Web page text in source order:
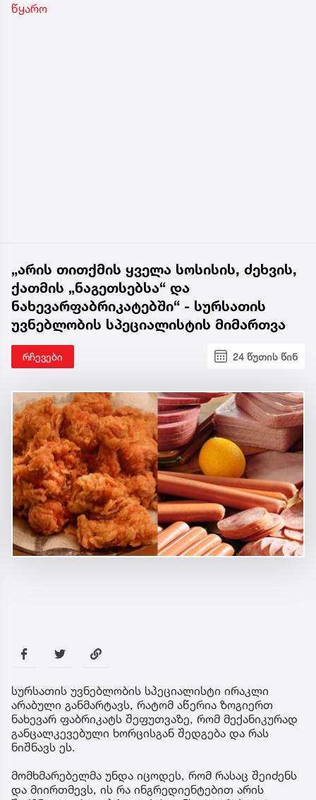
წყარო
„არის თითქმის ყველა სოსისის, ძეხვის,
ქათმის „ნაგეთსებსა“ და
ნახევარფაბრიკატებში“ - სურსათის
უვნებლობის სპეციალისტის მიმართვა
რჩევები 24 წუთის წინ
სურსათის უვნებლობის სპეციალისტი ირაკლი
არაბული განმარტავს, რატომ აწერია ზოგიერთ
ნახევარ ფაბრიკატს შეფუთვაზე, რომ მექანიკურად
განცალკევებული ხორცისგან შედგება და რას
ნიშნავს ეს.
მომხმარებელმა უნდა იცოდეს, რომ რასაც შეიძენს
და მიირთმევს, ის რა ინგრედიენტებით არის